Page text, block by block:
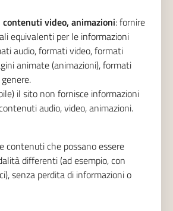
video, animazioni: fornire
equivalenti per le informazioni
audio, formati video, formati
animate (animazioni), formati
il sito non fornisce informazioni
audio, video, animazioni.
contenuti che possano essere
differenti (ad esempio, con
senza perdita di informazioni o